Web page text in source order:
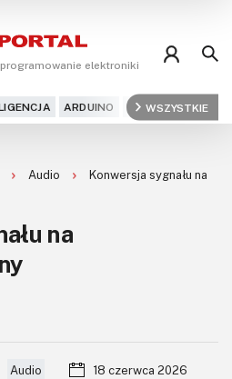
elektroniki
ARDUINO ARM AUDIO
WSZYSTKIE
Audio
Konwersja sygnału na
na
Audio
18 czerwca 2026